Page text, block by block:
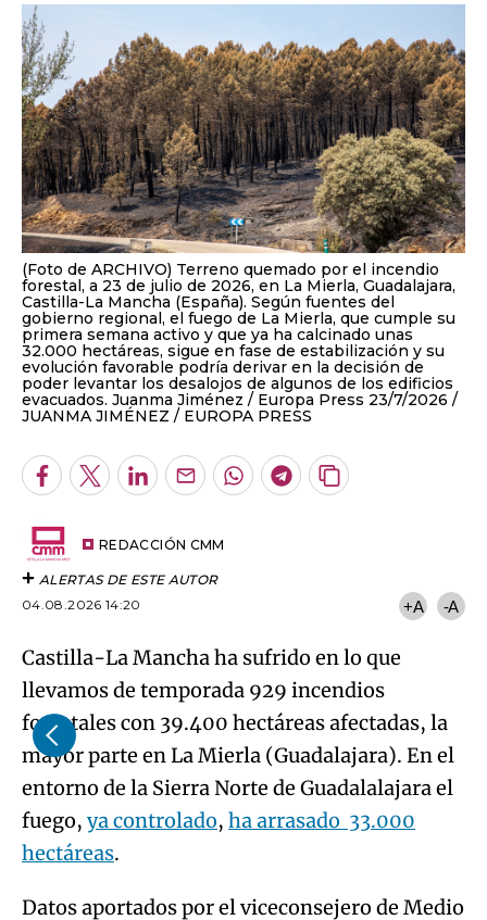
(Foto de ARCHIVO) Terreno quemado por el incendio
forestal, a 23 de julio de 2026, en La Mierla, Guadalajara,
Castilla-La Mancha (España). Según fuentes del
gobierno regional, el fuego de La Mierla, que cumple su
primera semana activo y que ya ha calcinado unas
32.000 hectáreas, sigue en fase de estabilización y su
evolución favorable podría derivar en la decisión de
poder levantar los desalojos de algunos de los edificios
evacuados. Juanma Jiménez / Europa Press 23/7/2026
JUANMA JIMÉNEZ / EUROPA PRESS
Facebook
TwitterLinkedInEnviarWhatsapp
Telegram
Copiar
REDACCIÓN CMM
ALERTAS DE ESTE AUTOR
04.08.2026 14:20
+A -A
Castilla-La Mancha ha sufrido en lo que
llevamos de temporada 929 incendios
forestales con 39.400 hectáreas afectadas, la
mayor parte en La Mierla (Guadalajara). En el
entorno de la Sierra Norte de Guadalalajara el
fuego, ya controlado, ha arrasado 33.000
hectáreas.
Datos aportados por el viceconsejero de Medio